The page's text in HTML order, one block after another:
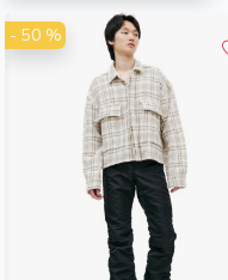
- 50 %